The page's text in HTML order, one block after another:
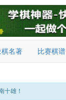
棋名著 比赛棋谱
十雄！